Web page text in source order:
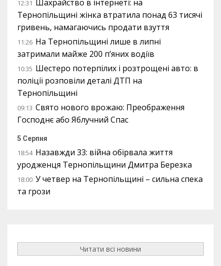
12:31 Шахрайство в інтернеті: на
Тернопільщині жінка втратила понад 63 тисячі
гривень, намагаючись продати взуття
11:26 На Тернопільщині лише в липні
затримали майже 200 п’яних водіїв
10:35 Шестеро потерпілих і розтрощені авто: в
поліції розповіли деталі ДТП на
Тернопільщині
09:13 Свято нового врожаю: Преображення
Господнє або Яблучний Спас
5 Серпня
18:54 Назавжди 33: війна обірвала життя
уродженця Тернопільщини Дмитра Березка
18:00 У четвер на Тернопільщині – сильна спека
та грози
Читати всі новини